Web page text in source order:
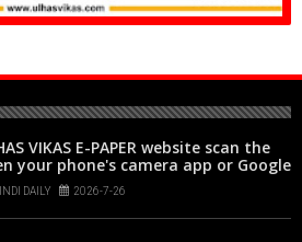
VIKAS E-PAPER website scan the
your phone's camera app or Google
at the code, and tap the web link
on your screen
DAILY 2026-7-26